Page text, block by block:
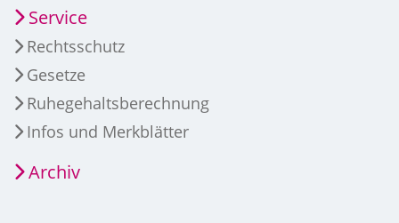
Service
Rechtsschutz
Gesetze
Ruhegehaltsberechnung
Infos und Merkblätter
Archiv